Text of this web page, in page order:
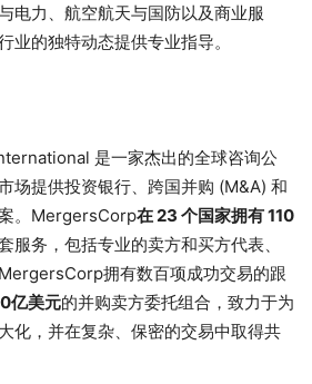
电力、航空航天与国防以及商业服
业的独特动态提供专业指导。
是一家杰出的全球咨询公
场提供投资银行、跨国并购 (M&A) 和
。MergersCorp在 23 个国家拥有 110
服务，包括专业的卖方和买方代表、
拥有数百项成功交易的跟
亿美元的并购卖方委托组合，致力于为
化，并在复杂、保密的交易中取得共